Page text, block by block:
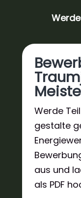
Werde
gestalte
aus und
als PDF